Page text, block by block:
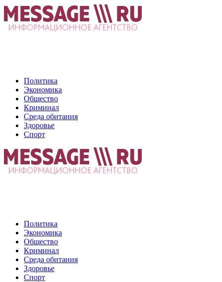
Политика
Экономика
Общество
Криминал
Среда обитания
Здоровье
Спорт
Политика
Экономика
Общество
Криминал
Среда обитания
Здоровье
Спорт